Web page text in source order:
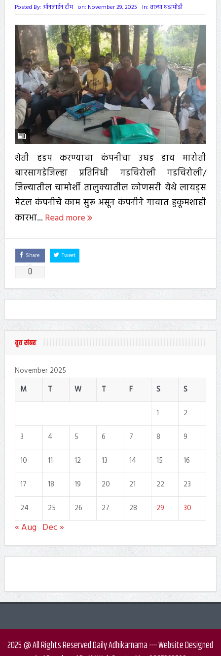
Posted By: ऑनलाईन टीम on: November 29, 2025 In: ताज्या घडामोडी
शेती हडप करण्याचा कंपनीचा उघड डाव मारोती
बारसागडेजिल्हा प्रतिनिधी गडचिरोली गडचिरोली/
जिल्यातील चामोर्शी तालुक्यातील कोणसरी येथे लायड्स
मेटल कंपनीचे काम सुरू असून कंपनीने गावात हुकूमशाही
कारभा... Read more
Share
0
Tweet
वृत्त संग्रह
November 2025
M
T W T F S
S
1
2
3
4 5 6 7 8
9
10
11 12 13 14 15
16
17
18 19 20 21 22
23
24
25 26 27 28 29 30
« Aug Dec »
2025 @ All Rights Reserved Daily Adhikarnama ---- Website Designed